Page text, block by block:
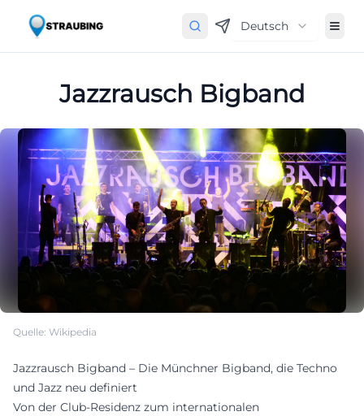
Deutsch
Jazzrausch Bigband
Quelle: Wikipedia
Jazzrausch Bigband – Die Münchner Bigband, die Techno
und Jazz neu definiert
Von der Club-Residenz zum internationalen